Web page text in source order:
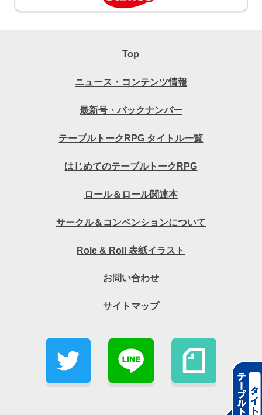
Top
ニュース・コンテンツ情報
最新号・バックナンバー
テーブルトークRPG タイトル一覧
はじめてのテーブルトークRPG
ロール＆ロール関連本
サークル＆コンベンションについて
Role & Roll 表紙イラスト
お問い合わせ
サイトマップ